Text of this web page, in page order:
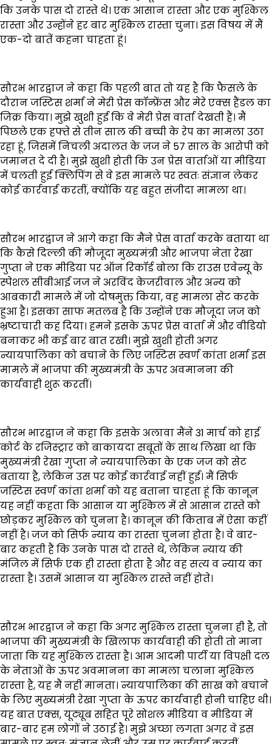
कि उनके पास दो रास्ते थे। एक आसान रास्ता और एक मुश्किल
रास्ता और उन्होंने हर बार मुश्किल रास्ता चुना। इस विषय में मैं
एक-दो बातें कहना चाहता हूं।
सौरभ भारद्वाज ने कहा कि पहली बात तो यह है कि फैसले के
दौरान जस्टिस शर्मा ने मेरी प्रेस कॉन्फ्रेंस और मेरे एक्स हैंडल का
जिक्र किया। मुझे खुशी हुई कि वे मेरी प्रेस वार्ता देखती हैं। मैं
पिछले एक हफ्ते से तीन साल की बच्ची के रेप का मामला उठा
रहा हूं, जिसमें निचली अदालत के जज ने 57 साल के आरोपी को
जमानत दे दी है। मुझे खुशी होती कि उन प्रेस वार्ताओं या मीडिया
में चलती हुई क्लिपिंग से वे इस मामले पर स्वतः संज्ञान लेकर
कोई कार्रवाई करतीं, क्योंकि यह बहुत संजीदा मामला था।
सौरभ भारद्वाज ने आगे कहा कि मैंने प्रेस वार्ता करके बताया था
कि कैसे दिल्ली की मौजूदा मुख्यमंत्री और भाजपा नेता रेखा
गुप्ता ने एक मीडिया पर ऑन रिकॉर्ड बोला कि राउस एवेन्यू के
स्पेशल सीबीआई जज ने अरविंद केजरीवाल और अन्य को
आबकारी मामले में जो दोषमुक्त किया, वह मामला सेट करके
हुआ है। इसका साफ मतलब है कि उन्होंने एक मौजूदा जज को
भ्रष्टाचारी कह दिया। हमने इसके ऊपर प्रेस वार्ता में और वीडियो
बनाकर भी कई बार बात रखी। मुझे खुशी होती अगर
न्यायपालिका को बचाने के लिए जस्टिस स्वर्ण कांता शर्मा इस
मामले में भाजपा की मुख्यमंत्री के ऊपर अवमानना की
कार्यवाही शुरू करतीं।
सौरभ भारद्वाज ने कहा कि इसके अलावा मैंने 31 मार्च को हाई
कोर्ट के रजिस्ट्रार को बाकायदा सबूतों के साथ लिखा था कि
मुख्यमंत्री रेखा गुप्ता ने न्यायपालिका के एक जज को सेट
बताया है, लेकिन उस पर कोई कार्रवाई नहीं हुई। मैं सिर्फ
जस्टिस स्वर्ण कांता शर्मा को यह बताना चाहता हूं कि कानून
यह नहीं कहता कि आसान या मुश्किल में से आसान रास्ते को
छोड़कर मुश्किल को चुनना है। कानून की किताब में ऐसा कहीं
नहीं है। जज को सिर्फ न्याय का रास्ता चुनना होता है। वे बार-
बार कहती हैं कि उनके पास दो रास्ते थे, लेकिन न्याय की
मंजिल में सिर्फ एक ही रास्ता होता है और वह सत्य व न्याय का
रास्ता है। उसमें आसान या मुश्किल रास्ते नहीं होते।
सौरभ भारद्वाज ने कहा कि अगर मुश्किल रास्ता चुनना ही है, तो
भाजपा की मुख्यमंत्री के खिलाफ कार्यवाही की होती तो माना
जाता कि यह मुश्किल रास्ता है। आम आदमी पार्टी या विपक्षी दल
के नेताओं के ऊपर अवमानना का मामला चलाना मुश्किल
रास्ता है, यह मैं नहीं मानता। न्यायपालिका की साख को बचाने
के लिए मुख्यमंत्री रेखा गुप्ता के ऊपर कार्यवाही होनी चाहिए थी।
यह बात एक्स, यूट्यूब सहित पूरे सोशल मीडिया व मीडिया में
बार-बार हम लोगों ने उठाई है। मुझे अच्छा लगता अगर वे इस